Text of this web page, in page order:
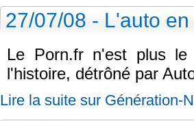
27/07/08 - L'auto
Le Porn.fr n'est plus
l'histoire, détrôné par
Lire la suite sur Génération-